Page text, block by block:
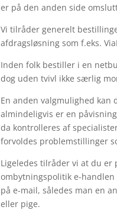
er på den anden side
Vi tilråder generelt
afdragsløsning som f.eks.
Inden folk bestiller i en
dog uden tvivl ikke særlig
En anden valgmulighed
almindeligvis er en
da kontrolleres af
forvoldes problemstillinger
Ligeledes tilråder vi at du er
ombytningspolitik e-
på e-mail, således man en
eller pige.